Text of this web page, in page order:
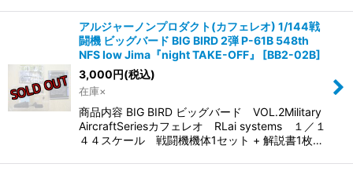
アルジャーノンプロダクト(カフェレオ) 1/144戦
闘機 ビッグバード BIG BIRD 2弾 P-61B 548th
NFS Iow Jima『night TAKE-OFF』
[BB2-02B]
3,000円(税込)
在庫×
商品内容 BIG BIRD ビッグバード VOL.2Military
AircraftSeriesカフェレオ RLai systems １／１
４４スケール 戦闘機機体1セット + 解説書1枚…